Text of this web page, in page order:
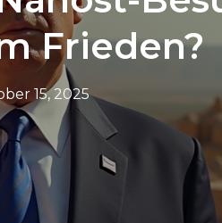
Frieden?
15, 2025